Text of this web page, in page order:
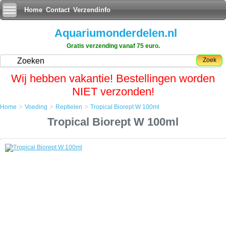
Home Contact Verzendinfo
Aquariumonderdelen.nl
Gratis verzending vanaf 75 euro.
Zoek
Wij hebben vakantie! Bestellingen worden
NIET verzonden!
Tropical Biorept W 100ml
Home > Voeding > Reptielen > Tropical Biorept W 100ml
Tropical Biorept W 100ml